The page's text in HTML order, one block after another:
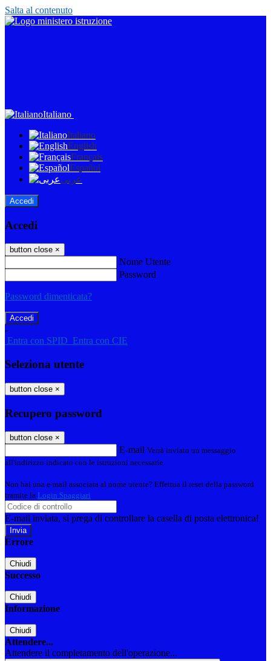
Salta al contenuto
Italiano
Italiano
English
Français
Español
عربى
Accedi
Accedi
button close ×
Nome Utente
Password
Password dimenticata?
-
Entra con SPID Entra con CIE
Seleziona utente
button close ×
Recupero password
button close ×
E-mail Verrà inviato un messaggio
all'indirizzo indicato con le istruzioni necessarie.
Non hai una e-mail associata al nome utente? Effettua il reset della password
tramite la Login Spaggiari
E-mail inviata, si prega di controllare la casella di posta elettronica!
Errore
Chiudi
Successo
Chiudi
Informazione
Chiudi
Attendere...
Attendere il completamento dell'operazione...